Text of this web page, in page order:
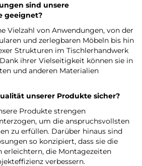
sind unsere
geeignet?
Vielzahl von Anwendungen, von der
und zerlegbaren Möbeln bis hin
Strukturen im Tischlerhandwerk
ihrer Vielseitigkeit können sie in
und anderen Materialien
unserer Produkte sicher?
Produkte strengen
um die anspruchsvollsten
zu erfüllen. Darüber hinaus sind
so konzipiert, dass sie die
erleichtern, die Montagezeiten
verbessern.